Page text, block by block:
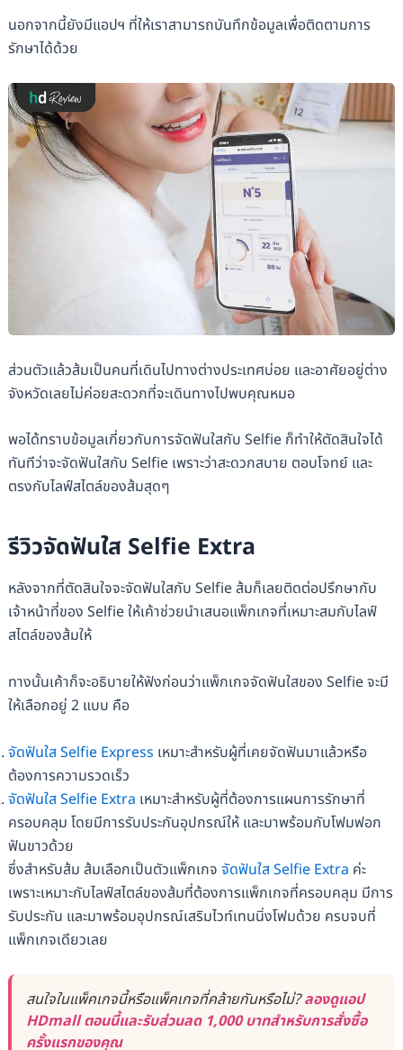
นอกจากนี้ยังมีแอปฯ ที่ให้เราสามารถบันทึกข้อมูลเพื่อติดตามการ
รักษาได้ด้วย
ส่วนตัวแล้วส้มเป็นคนที่เดินไปทางต่างประเทศบ่อย และอาศัยอยู่ต่าง
จังหวัดเลยไม่ค่อยสะดวกที่จะเดินทางไปพบคุณหมอ
พอได้ทราบข้อมูลเกี่ยวกับการจัดฟันใสกับ Selfie ก็ทำให้ตัดสินใจได้
ทันทีว่าจะจัดฟันใสกับ Selfie เพราะว่าสะดวกสบาย ตอบโจทย์ และ
ตรงกับไลฟ์สไตล์ของส้มสุดๆ
รีวิวจัดฟันใส Selfie Extra
หลังจากที่ตัดสินใจจะจัดฟันใสกับ Selfie ส้มก็เลยติดต่อปรึกษากับ
เจ้าหน้าที่ของ Selfie ให้เค้าช่วยนำเสนอแพ็กเกจที่เหมาะสมกับไลฟ์
สไตล์ของส้มให้
ทางนั้นเค้าก็จะอธิบายให้ฟังก่อนว่าแพ็กเกจจัดฟันใสของ Selfie จะมี
ให้เลือกอยู่ 2 แบบ คือ
จัดฟันใส Selfie Express เหมาะสำหรับผู้ที่เคยจัดฟันมาแล้วหรือ
ต้องการความรวดเร็ว
จัดฟันใส Selfie Extra เหมาะสำหรับผู้ที่ต้องการแผนการรักษาที่
ครอบคลุม โดยมีการรับประกันอุปกรณ์ให้ และมาพร้อมกับโฟมฟอก
ฟันขาวด้วย
ซึ่งสำหรับส้ม ส้มเลือกเป็นตัวแพ็กเกจ จัดฟันใส Selfie Extra ค่ะ
เพราะเหมาะกับไลฟ์สไตล์ของส้มที่ต้องการแพ็กเกจที่ครอบคลุม มีการ
รับประกัน และมาพร้อมอุปกรณ์เสริมไวท์เทนนิ่งโฟมด้วย ครบจบที่
แพ็กเกจเดียวเลย
สนใจในแพ็คเกจนี้หรือแพ็คเกจที่คล้ายกันหรือไม่?ลองดูแอป
HDmall ตอนนี้และรับส่วนลด 1,000 บาทสำหรับการสั่งซื้อ
ครั้งแรกของคุณ